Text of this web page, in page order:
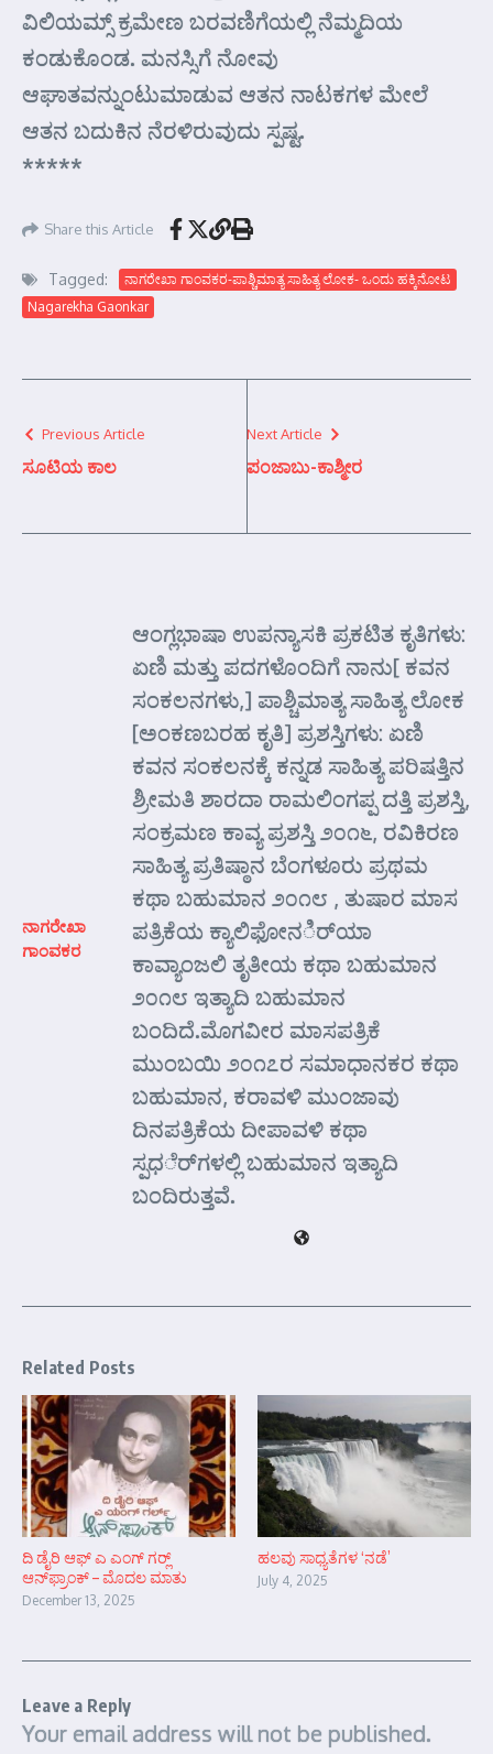
ವಿಲಿಯಮ್ಸ್ ಕ್ರಮೇಣ ಬರವಣಿಗೆಯಲ್ಲಿ ನೆಮ್ಮದಿಯ
ಕಂಡುಕೊಂಡ. ಮನಸ್ಸಿಗೆ ನೋವು
ಆಘಾತವನ್ನುಂಟುಮಾಡುವ ಆತನ ನಾಟಕಗಳ ಮೇಲೆ
ಆತನ ಬದುಕಿನ ನೆರಳಿರುವುದು ಸ್ಪಷ್ಟ.
*****
Share this Article
Tagged:
ನಾಗರೇಖಾ ಗಾಂವಕರ-ಪಾಶ್ಚಿಮಾತ್ಯ ಸಾಹಿತ್ಯ ಲೋಕ- ಒಂದು ಹಕ್ಕಿನೋಟ
Nagarekha Gaonkar
Previous Article
ಸೂಟಿಯ ಕಾಲ
Next Article
ಪಂಜಾಬು-ಕಾಶ್ಮೀರ
ನಾಗರೇಖಾ
ಗಾಂವಕರ
ಆಂಗ್ಲಭಾಷಾ ಉಪನ್ಯಾಸಕಿ ಪ್ರಕಟಿತ ಕೃತಿಗಳು:
ಏಣಿ ಮತ್ತು ಪದಗಳೊಂದಿಗೆ ನಾನು[ ಕವನ
ಸಂಕಲನಗಳು,] ಪಾಶ್ಚಿಮಾತ್ಯ ಸಾಹಿತ್ಯ ಲೋಕ
[ಅಂಕಣಬರಹ ಕೃತಿ] ಪ್ರಶಸ್ತಿಗಳು: ಏಣಿ
ಕವನ ಸಂಕಲನಕ್ಕೆ ಕನ್ನಡ ಸಾಹಿತ್ಯ ಪರಿಷತ್ತಿನ
ಶ್ರೀಮತಿ ಶಾರದಾ ರಾಮಲಿಂಗಪ್ಪ ದತ್ತಿ ಪ್ರಶಸ್ತಿ,
ಸಂಕ್ರಮಣ ಕಾವ್ಯ ಪ್ರಶಸ್ತಿ ೨೦೧೬, ರವಿಕಿರಣ
ಸಾಹಿತ್ಯ ಪ್ರತಿಷ್ಠಾನ ಬೆಂಗಳೂರು ಪ್ರಥಮ
ಕಥಾ ಬಹುಮಾನ ೨೦೧೮ , ತುಷಾರ ಮಾಸ
ಪತ್ರಿಕೆಯ ಕ್ಯಾಲಿಫೋನರ್ಿಯಾ
ಕಾವ್ಯಾಂಜಲಿ ತೃತೀಯ ಕಥಾ ಬಹುಮಾನ
೨೦೧೮ ಇತ್ಯಾದಿ ಬಹುಮಾನ
ಬಂದಿದೆ.ಮೊಗವೀರ ಮಾಸಪತ್ರಿಕೆ
ಮುಂಬಯಿ ೨೦೧೭ರ ಸಮಾಧಾನಕರ ಕಥಾ
ಬಹುಮಾನ, ಕರಾವಳಿ ಮುಂಜಾವು
ದಿನಪತ್ರಿಕೆಯ ದೀಪಾವಳಿ ಕಥಾ
ಸ್ಪಧರ್ೆಗಳಲ್ಲಿ ಬಹುಮಾನ ಇತ್ಯಾದಿ
ಬಂದಿರುತ್ತವೆ.
Related Posts
ದಿ ಡೈರಿ ಆಫ್ ಎ ಎಂಗ್ ಗರ್‍ಲ್
ಆನ್‌ಫ್ರಾಂಕ್ – ಮೊದಲ ಮಾತು
December 13, 2025
ಹಲವು ಸಾಧ್ಯತೆಗಳ ‘ನಡೆ’
July 4, 2025
Leave a Reply
Your email address will not be published.